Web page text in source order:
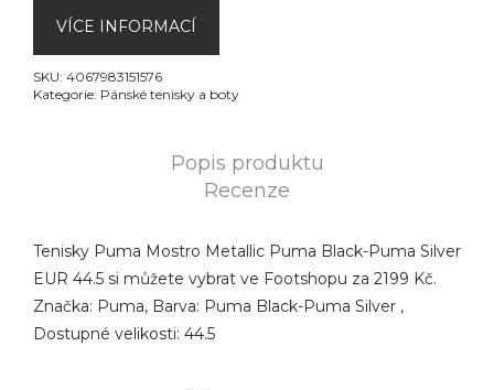
VÍCE INFORMACÍ
SKU: 4067983151576
Kategorie: Pánské tenisky a boty
Popis produktu
Recenze
Tenisky Puma Mostro Metallic Puma Black-Puma Silver
EUR 44.5 si můžete vybrat ve Footshopu za 2199 Kč.
Značka: Puma, Barva: Puma Black-Puma Silver ,
Dostupné velikosti: 44.5